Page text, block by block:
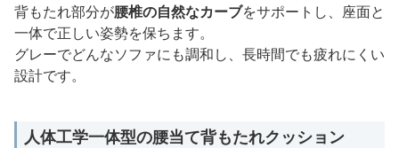
背もたれ部分が腰椎の自然なカーブをサポートし、座面と
一体で正しい姿勢を保ちます。
グレーでどんなソファにも調和し、長時間でも疲れにくい
設計です。
人体工学一体型の腰当て背もたれクッション